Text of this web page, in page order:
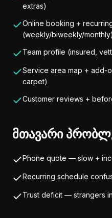
extras)
Online booking +
(weekly/biweekly/monthly)
Team profile (insured,
Service area map + add-
carpet)
Customer reviews +
მთავარი
Phone quote — slow +
Recurring schedule
Trust deficit — strangers